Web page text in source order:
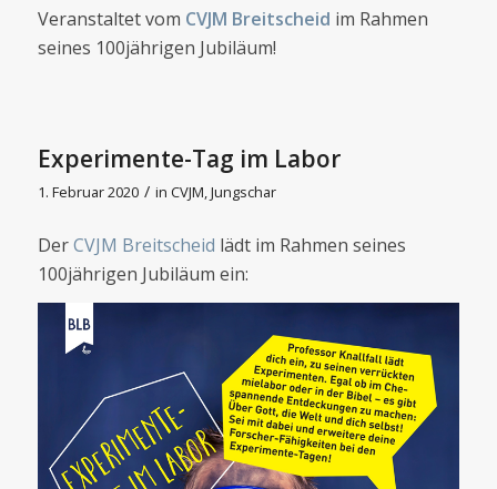
Veranstaltet vom CVJM Breitscheid im Rahmen
seines 100jährigen Jubiläum!
Experimente-Tag im Labor
1. Februar 2020 / in CVJM,Jungschar
DerCVJM Breitscheid lädt im Rahmen seines
100jährigen Jubiläum ein: